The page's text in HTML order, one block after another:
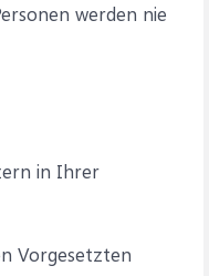
werden nie
in Ihrer
Vorgesetzten